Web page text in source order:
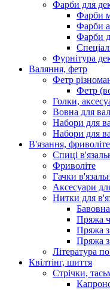
Фарби для
Фарби
Фарби
Фарби
Фурнітура
Валяння, фетр
Фетр
Фетр
Голки,
Вовна для
Набори для
Набори для
В'язання, фриволіте
Спиці
Фриволіте
Гачки
Аксесуари
Нитки для
Бавовна
Пряжа
Пряжа з
Пряжа
Література
Квілтінг, шиття
Стрічки,